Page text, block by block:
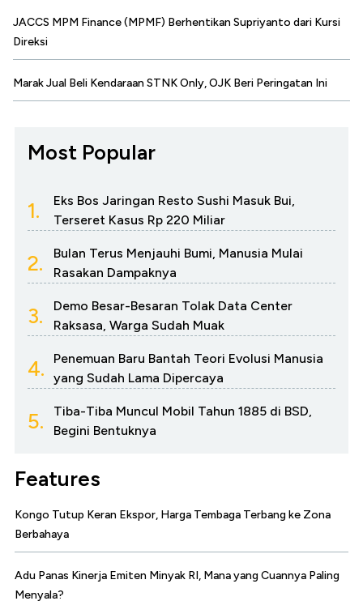
JACCS MPM Finance (MPMF) Berhentikan Supriyanto dari Kursi
Direksi
Marak Jual Beli Kendaraan STNK Only, OJK Beri Peringatan Ini
Most Popular
1.
Eks Bos Jaringan Resto Sushi Masuk Bui,
Terseret Kasus Rp 220 Miliar
2.
Bulan Terus Menjauhi Bumi, Manusia Mulai
Rasakan Dampaknya
3.
Demo Besar-Besaran Tolak Data Center
Raksasa, Warga Sudah Muak
4.
Penemuan Baru Bantah Teori Evolusi Manusia
yang Sudah Lama Dipercaya
5.
Tiba-Tiba Muncul Mobil Tahun 1885 di BSD,
Begini Bentuknya
Features
Kongo Tutup Keran Ekspor, Harga Tembaga Terbang ke Zona
Berbahaya
Adu Panas Kinerja Emiten Minyak RI, Mana yang Cuannya Paling
Menyala?